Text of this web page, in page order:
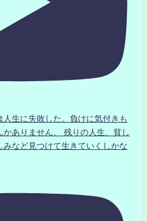
生に失敗した。負けに気付きも
ありません、 残りの人生、貧し
みなど見つけて生きていくしかな